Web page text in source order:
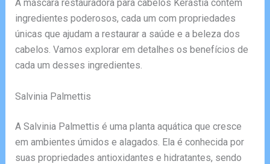
A máscara restauradora para cabelos Kerastia contém
ingredientes poderosos, cada um com propriedades
únicas que ajudam a restaurar a saúde e a beleza dos
cabelos. Vamos explorar em detalhes os benefícios de
cada um desses ingredientes.
Salvinia Palmettis
A Salvinia Palmettis é uma planta aquática que cresce
em ambientes úmidos e alagados. Ela é conhecida por
suas propriedades antioxidantes e hidratantes, sendo